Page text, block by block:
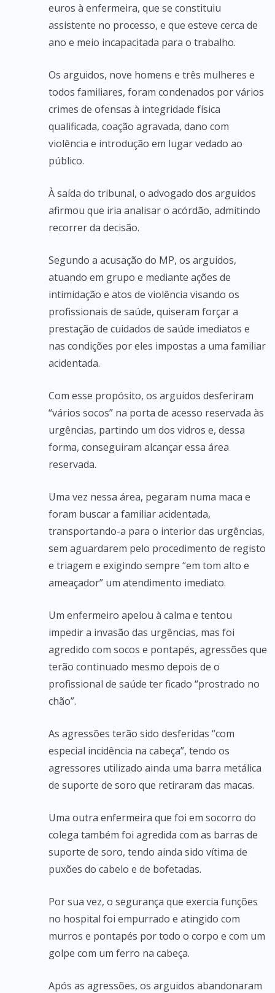
euros à enfermeira, que se constituiu
assistente no processo, e que esteve cerca de
ano e meio incapacitada para o trabalho.
Os arguidos, nove homens e três mulheres e
todos familiares, foram condenados por vários
crimes de ofensas à integridade física
qualificada, coação agravada, dano com
violência e introdução em lugar vedado ao
público.
À saída do tribunal, o advogado dos arguidos
afirmou que iria analisar o acórdão, admitindo
recorrer da decisão.
Segundo a acusação do MP, os arguidos,
atuando em grupo e mediante ações de
intimidação e atos de violência visando os
profissionais de saúde, quiseram forçar a
prestação de cuidados de saúde imediatos e
nas condições por eles impostas a uma familiar
acidentada.
Com esse propósito, os arguidos desferiram
“vários socos” na porta de acesso reservada às
urgências, partindo um dos vidros e, dessa
forma, conseguiram alcançar essa área
reservada.
Uma vez nessa área, pegaram numa maca e
foram buscar a familiar acidentada,
transportando-a para o interior das urgências,
sem aguardarem pelo procedimento de registo
e triagem e exigindo sempre “em tom alto e
ameaçador” um atendimento imediato.
Um enfermeiro apelou à calma e tentou
impedir a invasão das urgências, mas foi
agredido com socos e pontapés, agressões que
terão continuado mesmo depois de o
profissional de saúde ter ficado “prostrado no
chão”.
As agressões terão sido desferidas “com
especial incidência na cabeça”, tendo os
agressores utilizado ainda uma barra metálica
de suporte de soro que retiraram das macas.
Uma outra enfermeira que foi em socorro do
colega também foi agredida com as barras de
suporte de soro, tendo ainda sido vítima de
puxões do cabelo e de bofetadas.
Por sua vez, o segurança que exercia funções
no hospital foi empurrado e atingido com
murros e pontapés por todo o corpo e com um
golpe com um ferro na cabeça.
Após as agressões, os arguidos abandonaram